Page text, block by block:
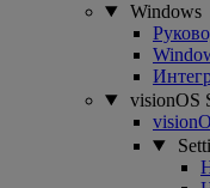
Windows
visionOS